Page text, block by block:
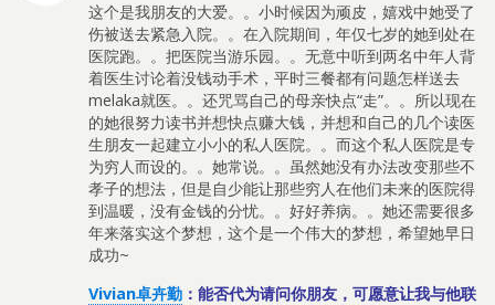
这个是我朋友的大爱。。小时候因为顽皮，嬉戏中她受了
伤被送去紧急入院。。在入院期间，年仅七岁的她到处在
医院跑。。把医院当游乐园。。无意中听到两名中年人背
着医生讨论着没钱动手术，平时三餐都有问题怎样送去
melaka就医。。还咒骂自己的母亲快点“走”。。所以现在
的她很努力读书并想快点赚大钱，并想和自己的几个读医
生朋友一起建立小小的私人医院。。而这个私人医院是专
为穷人而设的。。她常说。。虽然她没有办法改变那些不
孝子的想法，但是自少能让那些穷人在他们未来的医院得
到温暖，没有金钱的分忧。。好好养病。。她还需要很多
年来落实这个梦想，这个是一个伟大的梦想，希望她早日
成功~
Vivian卓卉勤 ：能否代为请问你朋友，可愿意让我与他联